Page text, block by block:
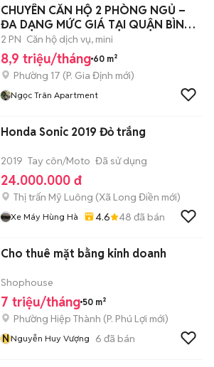
CHUYÊN CĂN HỘ 2 PHÒNG NGỦ –
ĐA DẠNG MỨC GIÁ TẠI QUẬN BÌNH
THẠNH
2 PN Căn hộ dịch vụ, mini
8,9 triệu/tháng 60 m²
Phường 17 (P. Gia Định mới)
Ngọc Trân Apartment
Honda Sonic 2019 Đỏ trắng
2019 Tay côn/Moto Đã sử dụng
24.000.000 đ
Thị trấn Mỹ Luông (Xã Long Điền mới)
Xe Máy Hùng Hà 4.6 48 đã bán
Cho thuê mặt bằng kinh doanh
Shophouse
7 triệu/tháng 50 m²
Phường Hiệp Thành (P. Phú Lợi mới)
NNguyễn Huy Vượng 6 đã bán